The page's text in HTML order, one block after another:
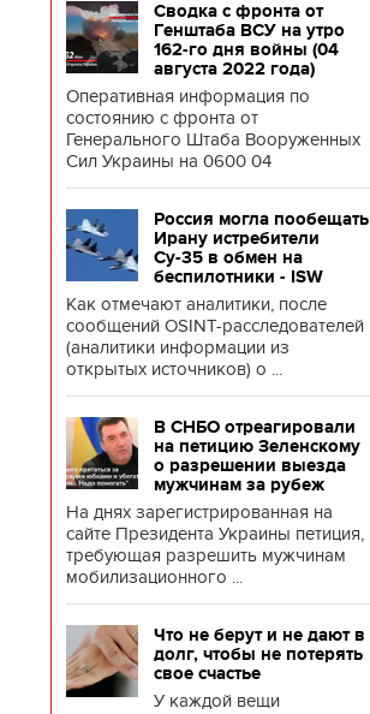
Сводка с фронта от
Генштаба ВСУ на утро
162-го дня войны (04
августа 2022 года)
Оперативная информация по
состоянию с фронта от
Генерального Штаба Вооруженных
Сил Украины на 0600 04
Россия могла пообещать
Ирану истребители
Су-35 в обмен на
беспилотники - ISW
Как отмечают аналитики, после
сообщений OSINT-расследователей
(аналитики информации из
открытых источников) о ...
В СНБО отреагировали
на петицию Зеленскому
о разрешении выезда
мужчинам за рубеж
На днях зарегистрированная на
сайте Президента Украины петиция,
требующая разрешить мужчинам
мобилизационного ...
Что не берут и не дают в
долг, чтобы не потерять
свое счастье
У каждой вещи